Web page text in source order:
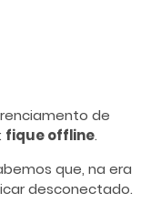
de
fique offline.
que, na era
desconectado.